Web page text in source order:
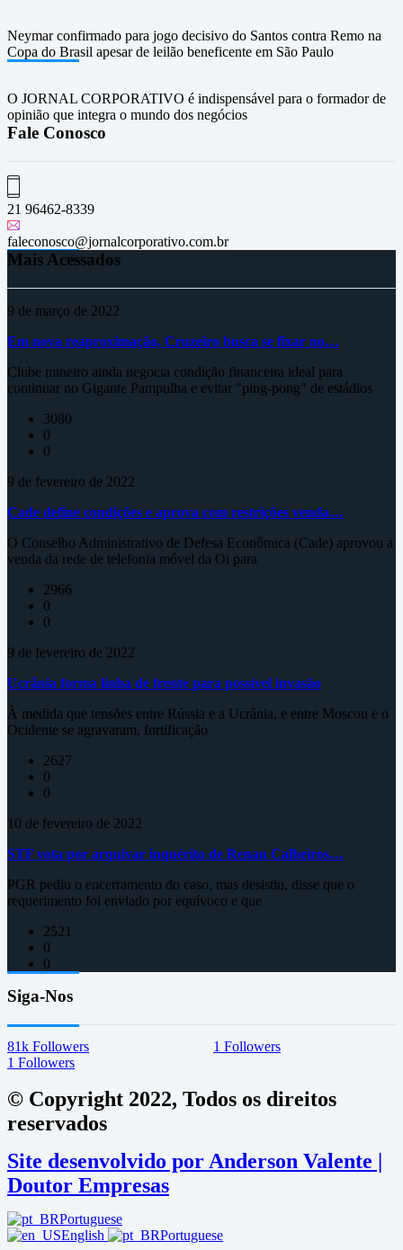
Neymar confirmado para jogo decisivo do Santos contra Remo na
Copa do Brasil apesar de leilão beneficente em São Paulo
O JORNAL CORPORATIVO é indispensável para o formador de
opinião que integra o mundo dos negócios
Fale Conosco
21 96462-8339
faleconosco@jornalcorporativo.com.br
Mais Acessados
9 de março de 2022
Em nova reaproximação, Cruzeiro busca se fixar no…
Clube mineiro ainda negocia condição financeira ideal para
continuar no Gigante Pampulha e evitar "ping-pong" de estádios
3080
0
0
9 de fevereiro de 2022
Cade define condições e aprova com restrições venda…
O Conselho Administrativo de Defesa Econômica (Cade) aprovou a
venda da rede de telefonia móvel da Oi para
2966
0
0
9 de fevereiro de 2022
Ucrânia forma linha de frente para possível invasão
À medida que tensões entre Rússia e a Ucrânia, e entre Moscou e o
Ocidente se agravaram, fortificação
2627
0
0
10 de fevereiro de 2022
STF vota por arquivar inquérito de Renan Calheiros…
PGR pediu o encerramento do caso, mas desistiu, disse que o
requerimento foi enviado por equívoco e que
2521
0
0
Siga-Nos
81k Followers 1 Followers
1 Followers
© Copyright 2022, Todos os direitos
reservados
Site desenvolvido por Anderson Valente |
Doutor Empresas
Portuguese
English
Portuguese